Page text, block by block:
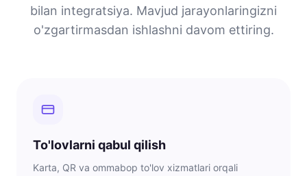
bilan integratsiya. Mavjud jarayonlaringizni
o'zgartirmasdan ishlashni davom ettiring.
To'lovlarni qabul qilish
Karta, QR va ommabop to'lov xizmatlari orqali